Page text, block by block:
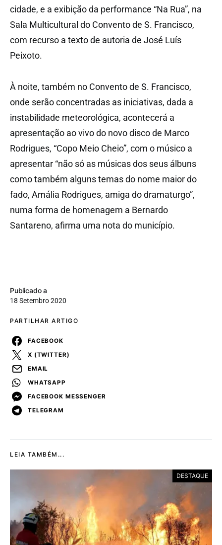
Publicado a
18 Setembro 2020
PARTILHAR ARTIGO
FACEBOOK
X (TWITTER)
EMAIL
WHATSAPP
FACEBOOK MESSENGER
TELEGRAM
cidade, e a exibição da performance “Na Rua”, na
Sala Multicultural do Convento de S. Francisco,
com recurso a texto de autoria de José Luís
Peixoto.
À noite, também no Convento de S. Francisco,
onde serão concentradas as iniciativas, dada a
instabilidade meteorológica, acontecerá a
apresentação ao vivo do novo disco de Marco
Rodrigues, “Copo Meio Cheio”, com o músico a
apresentar “não só as músicas dos seus álbuns
como também alguns temas do nome maior do
fado, Amália Rodrigues, amiga do dramaturgo”,
numa forma de homenagem a Bernardo
Santareno, afirma uma nota do município.
LEIA TAMBÉM...
DESTAQUE